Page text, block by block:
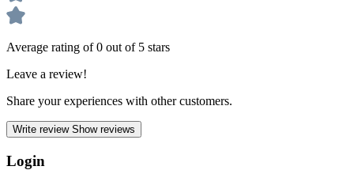
Average rating of 0 out of 5 stars
Leave a review!
Share your experiences with other customers.
Write review Show reviews
Login